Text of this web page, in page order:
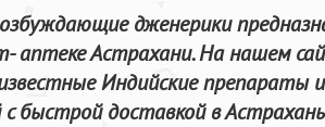
дженерики
аптеке Астрахани. На нашем
Индийские препараты
быстрой доставкой в